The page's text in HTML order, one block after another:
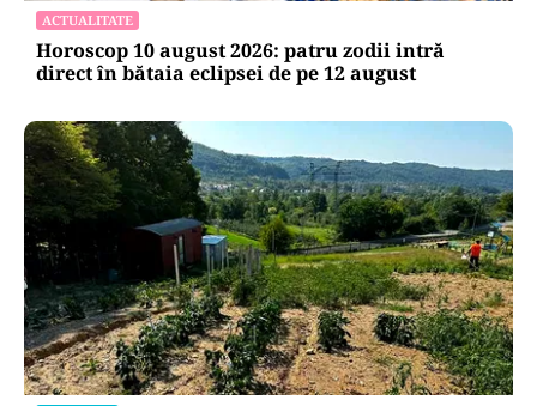
300.000 de semnături pentru o ușă care nu duce
la Georgescu. „suspeND” și Turul 2 imaginar
ACTUALITATE